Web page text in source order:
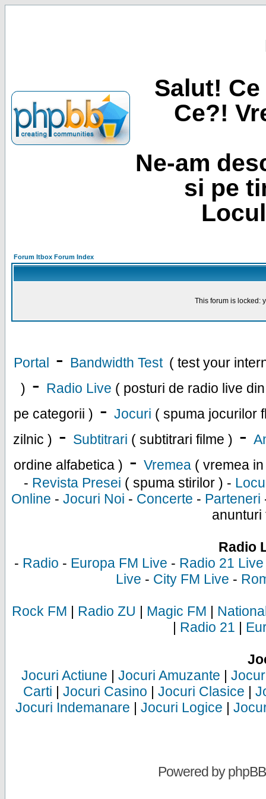
Salut!
Ce?!
Ne-am
si pe
Forum Itbox Forum Index
This forum is locked:
Portal - Bandwidth Test ( test your
) - Radio Live ( posturi de radio live
pe categorii ) - Jocuri ( spuma jocurilor
zilnic ) - Subtitrari ( subtitrari filme ) -
ordine alfabetica ) - Vremea ( vremea
- Revista Presei ( spuma stirilor ) -
Online - Jocuri Noi - Concerte - Parteneri
anunturi
Radio
- Radio - Europa FM Live - Radio 21 Live
Live - City FM Live -
Rock FM | Radio ZU | Magic FM |
| Radio 21 |
Jocuri Actiune | Jocuri Amuzante |
Carti | Jocuri Casino | Jocuri Clasice |
Jocuri Indemanare | Jocuri Logice |
Powered byphpBB